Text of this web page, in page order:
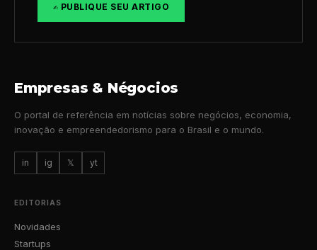
✍️ PUBLIQUE SEU ARTIGO
Empresas & Négocios
O portal de referência em notícias sobre negócios, economia,
inovação e empreendedorismo para o Brasil e o mundo.
in ig 𝕏 yt
EDITORIAS
Novidades
Startups